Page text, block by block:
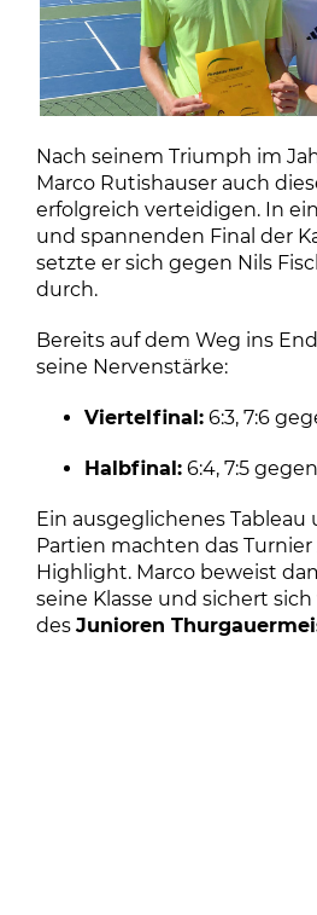
Nach seinem Triumph im
Marco Rutishauser auch
erfolgreich verteidigen. In
und spannenden Final der
setzte er sich gegen Nils
durch.
Bereits auf dem Weg ins
seine Nervenstärke:
Viertelfinal: 6:3, 7:6
Halbfinal: 6:4, 7:5
Ein ausgeglichenes Tableau
Partien machten das
Highlight. Marco beweist
seine Klasse und sichert
des Junioren